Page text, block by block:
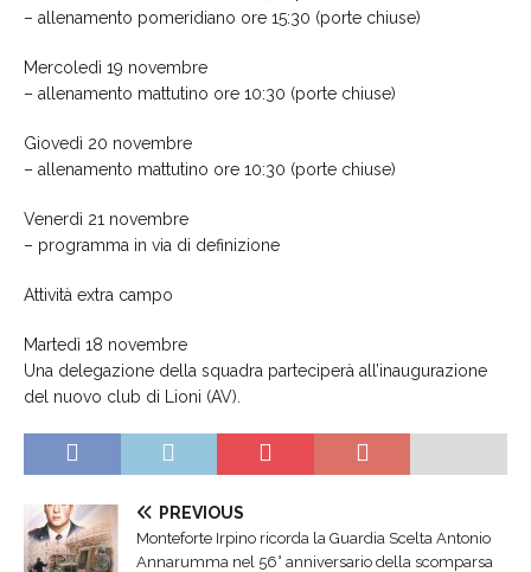
– allenamento pomeridiano ore 15:30 (porte chiuse)
Mercoledì 19 novembre
– allenamento mattutino ore 10:30 (porte chiuse)
Giovedì 20 novembre
– allenamento mattutino ore 10:30 (porte chiuse)
Venerdì 21 novembre
– programma in via di definizione
Attività extra campo
Martedì 18 novembre
Una delegazione della squadra parteciperà all’inaugurazione
del nuovo club di Lioni (AV).
PREVIOUS
Monteforte Irpino ricorda la Guardia Scelta Antonio
Annarumma nel 56° anniversario della scomparsa